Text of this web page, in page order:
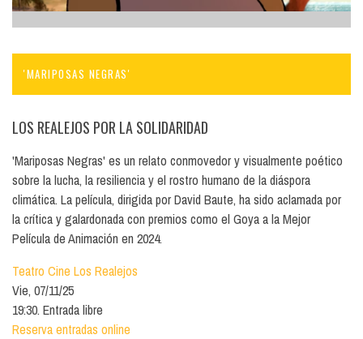
'MARIPOSAS NEGRAS'
LOS REALEJOS POR LA SOLIDARIDAD
'Mariposas Negras' es un relato conmovedor y visualmente poético
sobre la lucha, la resiliencia y el rostro humano de la diáspora
climática. La película, dirigida por David Baute, ha sido aclamada por
la crítica y galardonada con premios como el Goya a la Mejor
Película de Animación en 2024.
Teatro Cine Los Realejos
Vie, 07/11/25
19:30. Entrada libre
Reserva entradas online